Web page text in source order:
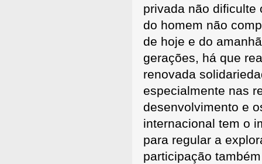
privada não dificulte
do homem não
de hoje e do
gerações, há que
renovada
especialmente nas
desenvolvimento e
internacional tem o
para regular a
participação